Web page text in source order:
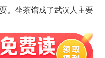
。坐茶馆成了武汉人主要